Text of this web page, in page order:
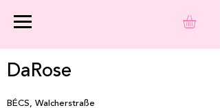
DaRose
BÉCS, Walcherstraße